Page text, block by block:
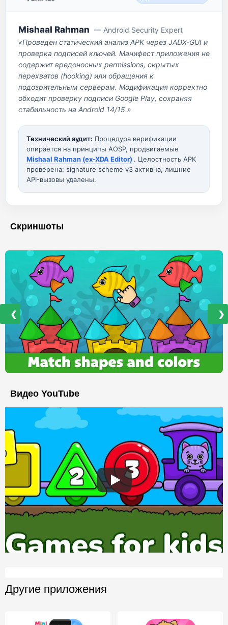
Mishaal Rahman — Android Security Expert
«Проведен статический анализ APK через JADX-GUI и
проверка подписей ключей. Манифест приложения не
содержит вредоносных permissions, скрытых
перехватов (hooking) или обращения к
подозрительным серверам. Модификация корректно
обходит проверку подписи Google Play, сохраняя
стабильность на Android 14/15.»
Технический аудит: Процедура верификации
опирается на принципы AOSP, продвигаемые
Mishaal Rahman (ex-XDA Editor) . Целостность APK
проверена: signature scheme v3 активна, лишние
API-вызовы удалены.
Скриншоты
❮ ❯
Видео YouTube
Другие приложения